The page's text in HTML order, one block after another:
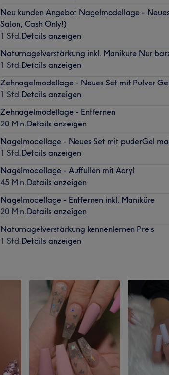
Neu kunden Angebot Nagelmodellage -
Salon, Cash Only!)
1 Std.Details anzeigen
Naturnagelverstärkung inkl. Maniküre Nur
1 Std.Details anzeigen
Zehnagelmodellage - Neues Set mit Pulver
1 Std.Details anzeigen
Zehnagelmodellage - Entfernen
20 Min.Details anzeigen
Nagelmodellage - Neues Set mit puderGel
1 Std.Details anzeigen
Nagelmodellage - Auffüllen mit Acryl
45 Min.Details anzeigen
Nagelmodellage - Entfernen inkl. Maniküre
20 Min.Details anzeigen
Naturnagelverstärkung kennenlernen Preis
1 Std.Details anzeigen